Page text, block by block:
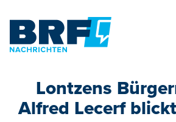
Lontzens
Alfred Lecerf